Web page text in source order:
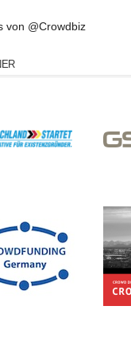
von @Crowdbiz